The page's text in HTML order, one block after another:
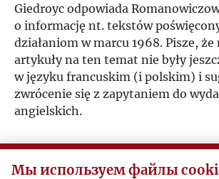
Giedroyc odpowiada
o informację nt. tekstów
działaniom w marcu 1968. Pisze,
artykuły na ten temat nie były
w języku francuskim (i polskim) i
zwrócenie się z zapytaniem do
angielskich.
Мы используем файлы